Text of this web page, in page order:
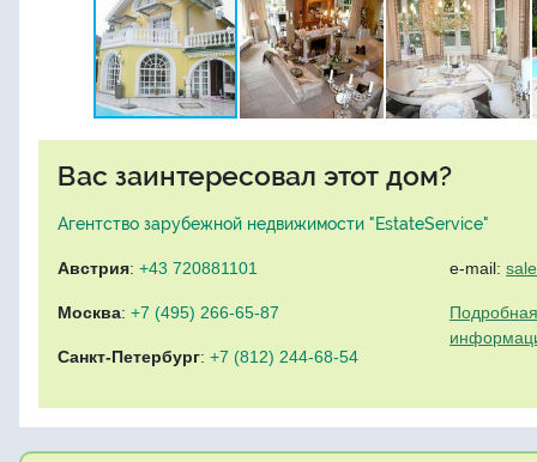
Вас заинтересовал этот дом?
Агентство зарубежной недвижимости "EstateService"
Австрия: +43 720881101
Москва: +7 (495) 266-65-87
Санкт-Петербург: +7 (812) 244-68-54
e-mail: